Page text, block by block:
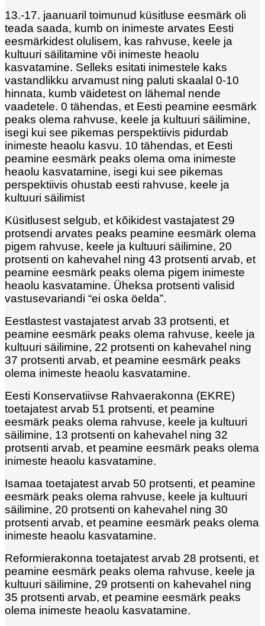
13.-17. jaanuaril toimunud küsitluse eesmärk oli
teada saada, kumb on inimeste arvates Eesti
eesmärkidest olulisem, kas rahvuse, keele ja
kultuuri säilitamine või inimeste heaolu
kasvatamine. Selleks esitati inimestele kaks
vastandlikku arvamust ning paluti skaalal 0-10
hinnata, kumb väidetest on lähemal nende
vaadetele. 0 tähendas, et Eesti peamine eesmärk
peaks olema rahvuse, keele ja kultuuri säilimine,
isegi kui see pikemas perspektiivis pidurdab
inimeste heaolu kasvu. 10 tähendas, et Eesti
peamine eesmärk peaks olema oma inimeste
heaolu kasvatamine, isegi kui see pikemas
perspektiivis ohustab eesti rahvuse, keele ja
kultuuri säilimist
Küsitlusest selgub, et kõikidest vastajatest 29
protsendi arvates peaks peamine eesmärk olema
pigem rahvuse, keele ja kultuuri säilimine, 20
protsenti on kahevahel ning 43 protsenti arvab, et
peamine eesmärk peaks olema pigem inimeste
heaolu kasvatamine. Üheksa protsenti valisid
vastusevariandi “ei oska öelda”.
Eestlastest vastajatest arvab 33 protsenti, et
peamine eesmärk peaks olema rahvuse, keele ja
kultuuri säilimine, 22 protsenti on kahevahel ning
37 protsenti arvab, et peamine eesmärk peaks
olema inimeste heaolu kasvatamine.
Eesti Konservatiivse Rahvaerakonna (EKRE)
toetajatest arvab 51 protsenti, et peamine
eesmärk peaks olema rahvuse, keele ja kultuuri
säilimine, 13 protsenti on kahevahel ning 32
protsenti arvab, et peamine eesmärk peaks olema
inimeste heaolu kasvatamine.
Isamaa toetajatest arvab 50 protsenti, et peamine
eesmärk peaks olema rahvuse, keele ja kultuuri
säilimine, 20 protsenti on kahevahel ning 30
protsenti arvab, et peamine eesmärk peaks olema
inimeste heaolu kasvatamine.
Reformierakonna toetajatest arvab 28 protsenti, et
peamine eesmärk peaks olema rahvuse, keele ja
kultuuri säilimine, 29 protsenti on kahevahel ning
35 protsenti arvab, et peamine eesmärk peaks
olema inimeste heaolu kasvatamine.